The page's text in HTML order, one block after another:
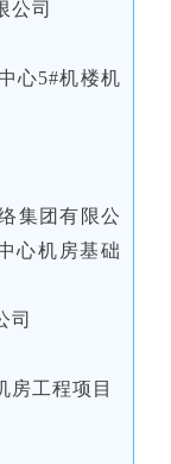
公司
心5#机楼机
集团有限公
心机房基础
司
房工程项目